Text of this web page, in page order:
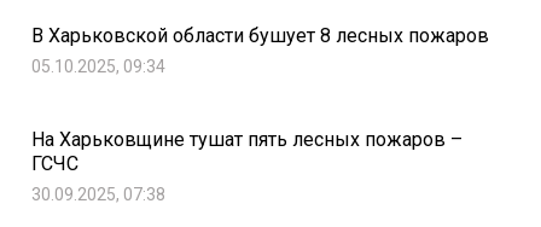
В Харьковской области бушует 8 лесных пожаров
05.10.2025, 09:34
На Харьковщине тушат пять лесных пожаров –
ГСЧС
30.09.2025, 07:38